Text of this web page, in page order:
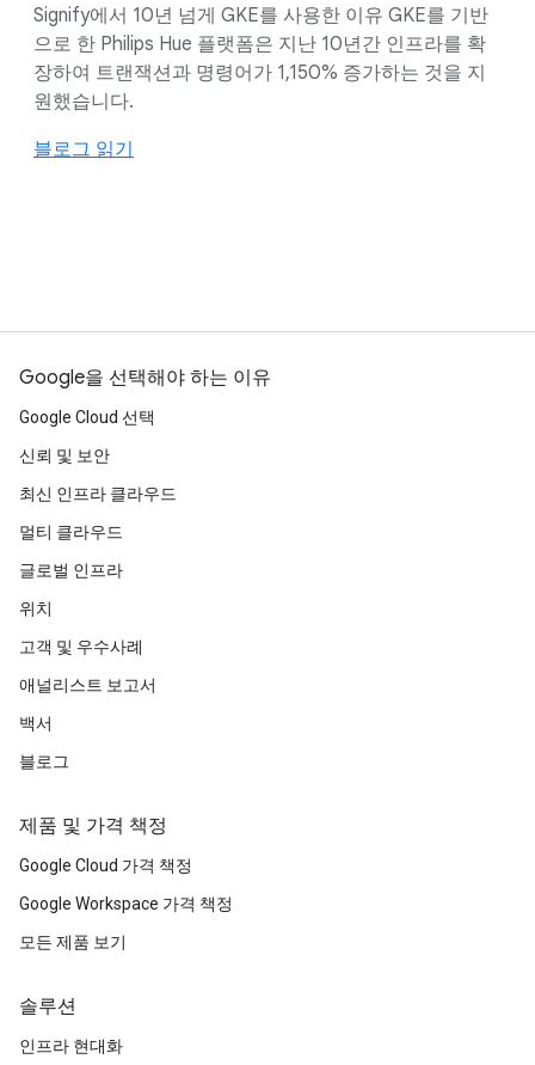
Signify에서 10년 넘게 GKE를 사용한 이유 GKE를 기반
으로 한 Philips Hue 플랫폼은 지난 10년간 인프라를 확
장하여 트랜잭션과 명령어가 1,150% 증가하는 것을 지
원했습니다.
블로그 읽기
Google을 선택해야 하는 이유
Google Cloud 선택
신뢰 및 보안
최신 인프라 클라우드
멀티 클라우드
글로벌 인프라
위치
고객 및 우수사례
애널리스트 보고서
백서
블로그
제품 및 가격 책정
Google Cloud 가격 책정
Google Workspace 가격 책정
모든 제품 보기
솔루션
인프라 현대화